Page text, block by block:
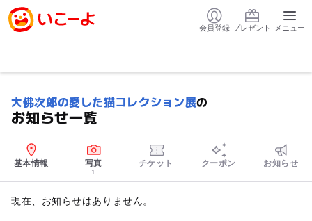
会員登録 プレゼント メニュー
大佛次郎の愛した猫コレクション展の
お知らせ一覧
基本情報 写真
1
チケット クーポン お知らせ
現在、お知らせはありません。